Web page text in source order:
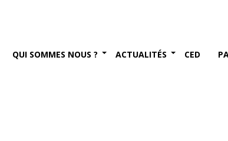
QUI SOMMES NOUS ? ACTUALITÉS CED